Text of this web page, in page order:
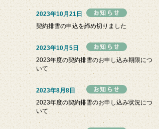
2023年10月21日
契約排雪の申込を締め切りました
2023年10月5日
2023年度の契約排雪のお申し込み期限につ
いて
2023年8月8日
2023年度の契約排雪のお申し込み状況につ
いて